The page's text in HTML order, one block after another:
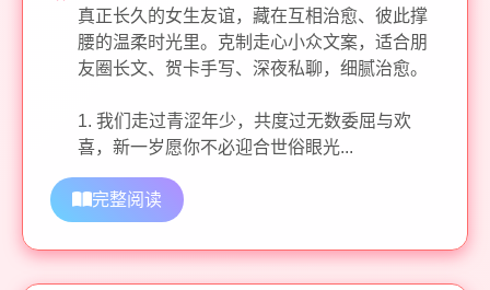
真正长久的女生友谊，藏在互相治愈、彼此撑
腰的温柔时光里。克制走心小众文案，适合朋
友圈长文、贺卡手写、深夜私聊，细腻治愈。
1. 我们走过青涩年少，共度过无数委屈与欢
喜，新一岁愿你不必迎合世俗眼光...
完整阅读